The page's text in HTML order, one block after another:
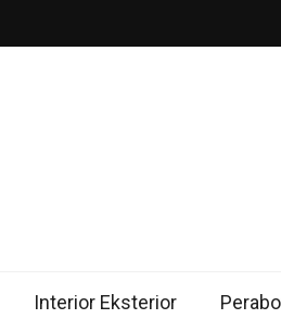
Interior Eksterior